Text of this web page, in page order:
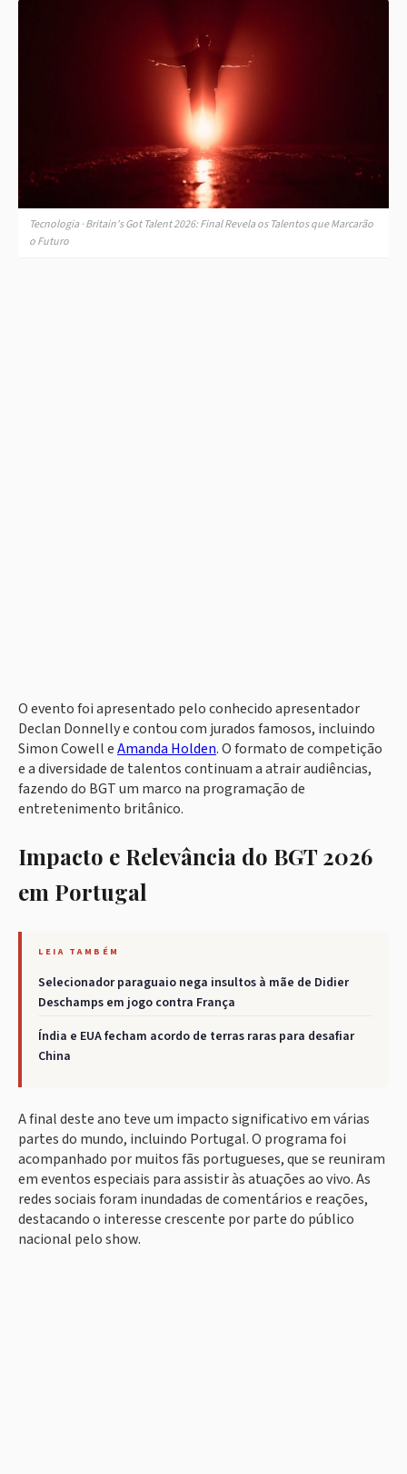
Tecnologia · Britain's Got Talent 2026: Final Revela os Talentos que Marcarão
o Futuro
O evento foi apresentado pelo conhecido apresentador
Declan Donnelly e contou com jurados famosos, incluindo
Simon Cowell eAmanda Holden. O formato de competição
e a diversidade de talentos continuam a atrair audiências,
fazendo do BGT um marco na programação de
entretenimento britânico.
Impacto e Relevância do BGT 2026
em Portugal
LEIA TAMBÉM
Selecionador paraguaio nega insultos à mãe de Didier
Deschamps em jogo contra França
Índia e EUA fecham acordo de terras raras para desafiar
China
A final deste ano teve um impacto significativo em várias
partes do mundo, incluindo Portugal. O programa foi
acompanhado por muitos fãs portugueses, que se reuniram
em eventos especiais para assistir às atuações ao vivo. As
redes sociais foram inundadas de comentários e reações,
destacando o interesse crescente por parte do público
nacional pelo show.